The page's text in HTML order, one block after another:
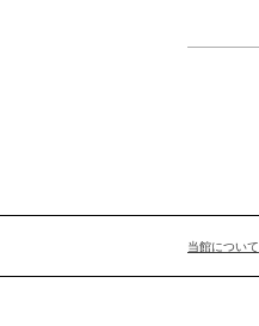
当館について